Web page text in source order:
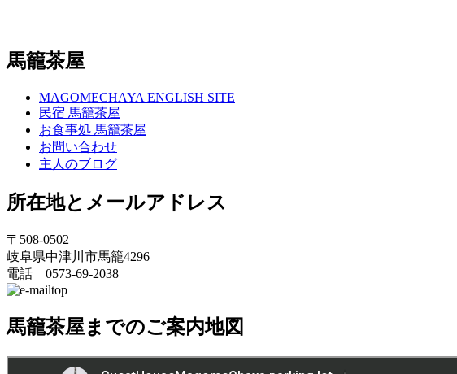
馬籠茶屋
MAGOMECHAYA ENGLISH SITE
民宿 馬籠茶屋
お食事処 馬籠茶屋
お問い合わせ
主人のブログ
所在地とメールアドレス
〒508-0502
岐阜県中津川市馬籠4296
電話 0573-69-2038
馬籠茶屋までのご案内地図